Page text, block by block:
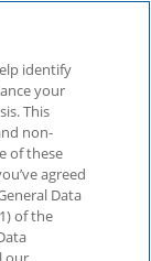
– jetzt
identify
your
This
non-
of these
agreed
Data
of the